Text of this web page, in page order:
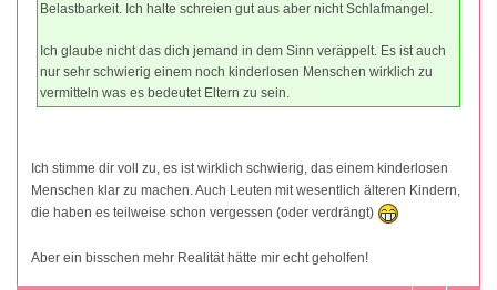
Belastbarkeit. Ich halte schreien gut aus aber nicht Schlafmangel.
Ich glaube nicht das dich jemand in dem Sinn veräppelt. Es ist auch
nur sehr schwierig einem noch kinderlosen Menschen wirklich zu
vermitteln was es bedeutet Eltern zu sein.
Ich stimme dir voll zu, es ist wirklich schwierig, das einem kinderlosen
Menschen klar zu machen. Auch Leuten mit wesentlich älteren Kindern,
die haben es teilweise schon vergessen (oder verdrängt)
Aber ein bisschen mehr Realität hätte mir echt geholfen!